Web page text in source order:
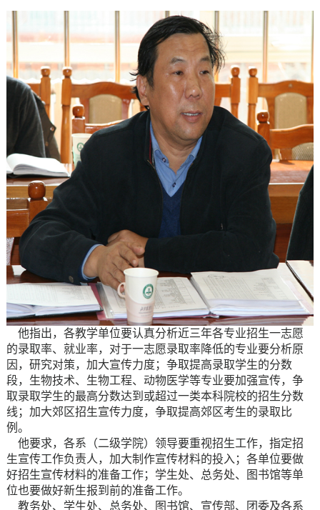
他指出，各教学单位要认真分析近三年各专业招生一志愿
的录取率、就业率，对于一志愿录取率降低的专业要分析原
因，研究对策，加大宣传力度；争取提高录取学生的分数
段，生物技术、生物工程、动物医学等专业要加强宣传，争
取录取学生的最高分数达到或超过一类本科院校的招生分数
线；加大郊区招生宣传力度，争取提高郊区考生的录取比
例。
他要求，各系（二级学院）领导要重视招生工作，指定招
生宣传工作负责人，加大制作宣传材料的投入；各单位要做
好招生宣传材料的准备工作；学生处、总务处、图书馆等单
位也要做好新生报到前的准备工作。
教务处、学生处、总务处、图书馆、宣传部、团委及各系